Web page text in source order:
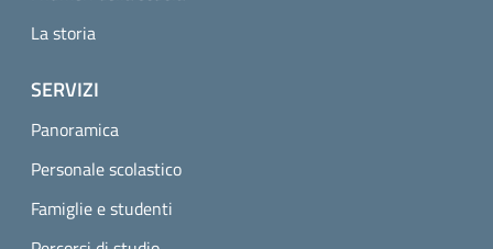
La storia
SERVIZI
Panoramica
Personale scolastico
Famiglie e studenti